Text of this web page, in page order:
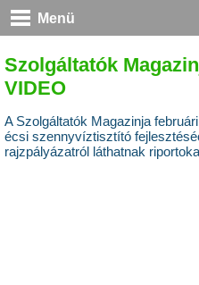
Menü
Szolgáltatók
VIDEO
A Szolgáltatók Magazinja
écsi szennyvíztisztító
rajzpályázatról láthatnak